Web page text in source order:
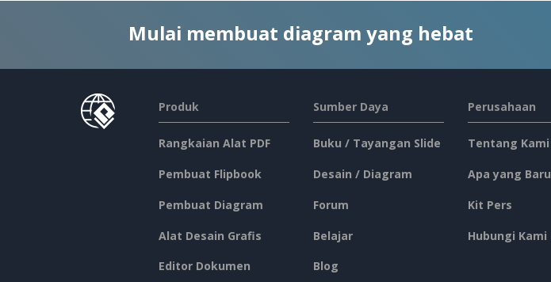
Mulai membuat diagram yang hebat
Produk
Rangkaian Alat PDF
Pembuat Flipbook
Pembuat Diagram
Alat Desain Grafis
Editor Dokumen
Sumber Daya
Buku / Tayangan Slide
Desain / Diagram
Forum
Belajar
Blog
Perusahaan
Tentang Kami
Apa yang Baru
Kit Pers
Hubungi Kami